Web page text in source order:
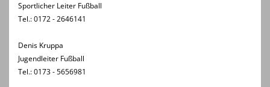
Sportlicher Leiter Fußball
Tel.: 0172 - 2646141
Denis Kruppa
Jugendleiter Fußball
Tel.: 0173 - 5656981